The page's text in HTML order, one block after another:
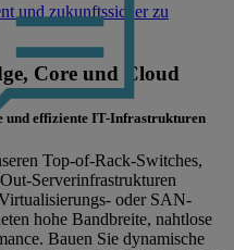
und zukunftssicher zu
Core und Cloud
und effiziente IT-Infrastrukturen
Top-of-Rack-Switches,
Serverinfrastrukturen
oder SAN-
hohe Bandbreite, nahtlose
Bauen Sie dynamische